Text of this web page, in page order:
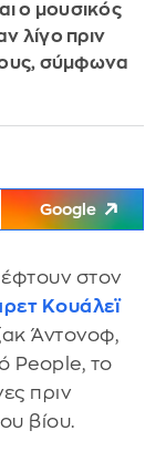
ο μουσικός
λίγο πριν
σύμφωνα
Google
στον
Κουάλεϊ
Άντονοφ,
People, το
πριν
βίου.